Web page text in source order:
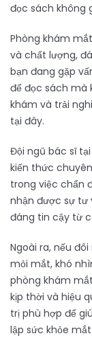
đọc sách không
Phòng khám
và chất lượng,
bạn đang gặp
để đọc sách mà
khám và trải
tại đây.
Đội ngũ bác sĩ
kiến thức
trong việc chẩn
nhận được sự tư
đáng tin cậy từ
Ngoài ra, nếu
mỏi mắt, khó
phòng khám
kịp thời và hiệu
trị phù hợp để
lập sức khỏe mắt.